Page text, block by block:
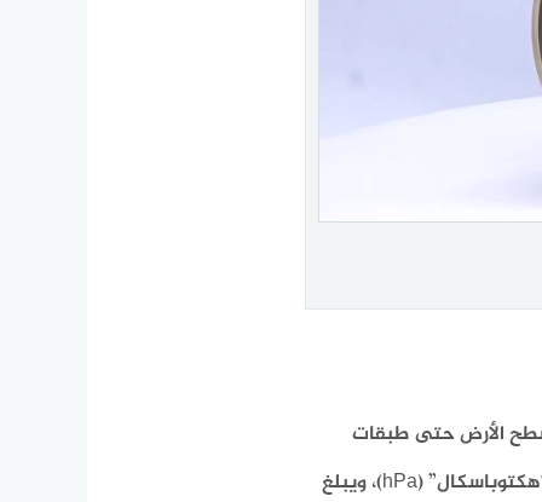
سطح الأرض حتى طبقات
الغلاف الجوي العليا. ويُقاس عادةً بوحدة “ميليبار” (mbar) أو “هكتوباسكال” (hPa)، ويبلغ